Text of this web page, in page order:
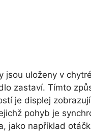
jsou uloženy v
zastaví. Tímto
je displej
pohyb je
jako například